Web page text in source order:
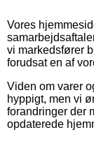
Vores
vi markedsfører
forudsat en af
Viden om varer
hyppigt, men vi
forandringer der
opdaterede